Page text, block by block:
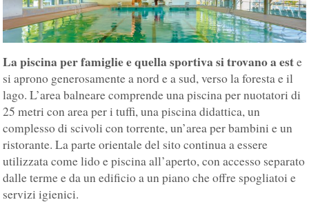
La piscina per famiglie e quella sportiva si trovano a este
si aprono generosamente a nord e a sud, verso la foresta e il
lago. L’area balneare comprende una piscina per nuotatori di
25 metri con area per i tuffi, una piscina didattica, un
complesso di scivoli con torrente, un’area per bambini e un
ristorante. La parte orientale del sito continua a essere
utilizzata come lido e piscina all’aperto, con accesso separato
dalle terme e da un edificio a un piano che offre spogliatoi e
servizi igienici.